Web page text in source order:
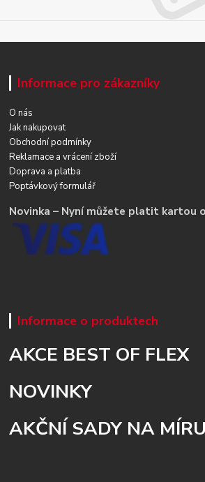
Informace pro zákazníky
O nás
Jak nakupovat
Obchodní podmínky
Reklamace a vrácení zboží
Doprava a platba
Poptávkový formulář
Novinka – Nyní můžete platit kartou
Informace o produktech
AKCE BEST OF FLEX
NOVINKY
AKČNÍ SADY NA MÍRU